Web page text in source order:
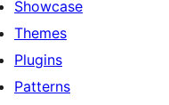
Showcase
Themes
Plugins
Patterns